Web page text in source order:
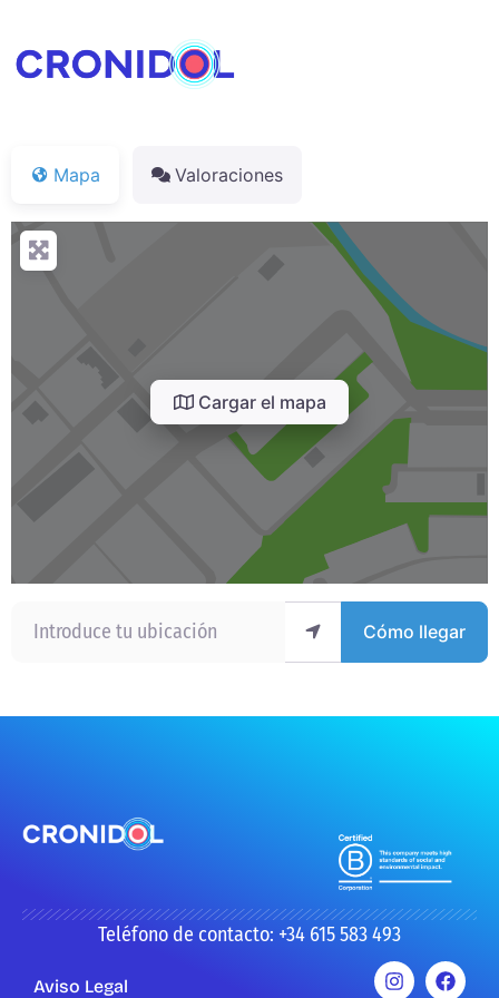
Mapa Valoraciones
Cargar el mapa
Cómo llegar
Teléfono de contacto: +34 615 583 493
Aviso Legal